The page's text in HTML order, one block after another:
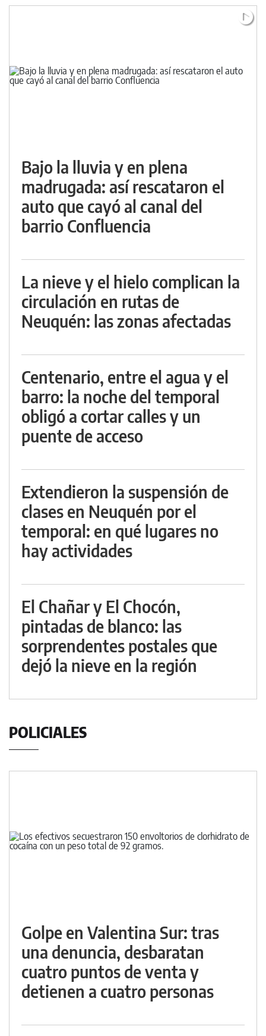
Bajo la lluvia y en plena
madrugada: así rescataron el
auto que cayó al canal del
barrio Confluencia
La nieve y el hielo complican la
circulación en rutas de
Neuquén: las zonas afectadas
Centenario, entre el agua y el
barro: la noche del temporal
obligó a cortar calles y un
puente de acceso
Extendieron la suspensión de
clases en Neuquén por el
temporal: en qué lugares no
hay actividades
El Chañar y El Chocón,
pintadas de blanco: las
sorprendentes postales que
dejó la nieve en la región
POLICIALES
Golpe en Valentina Sur: tras
una denuncia, desbaratan
cuatro puntos de venta y
detienen a cuatro personas